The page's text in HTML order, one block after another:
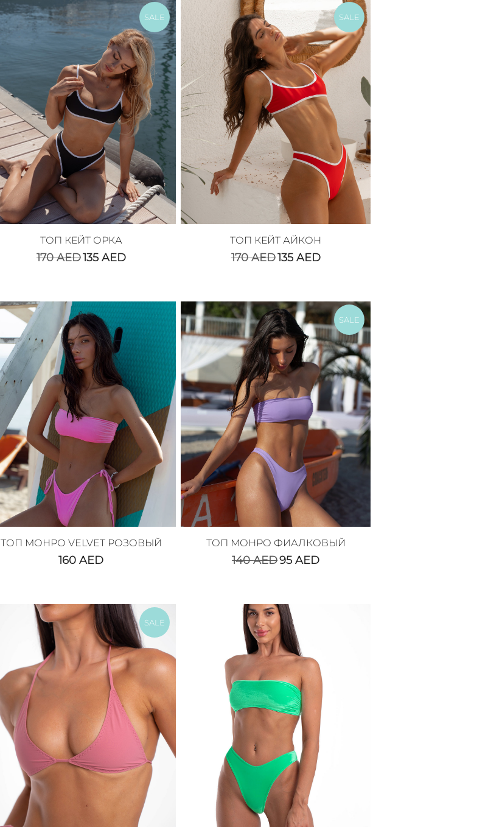
SALE
ТОП КЕЙТ ОРКА
170AED135 AED
SALE
ТОП КЕЙТ АЙКОН
170AED135 AED
ТОП МОНРО VELVET РОЗОВЫЙ
160AED
SALE
ТОП МОНРО ФИАЛКОВЫЙ
140AED95AED
SALE